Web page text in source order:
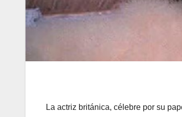
La actriz británica, célebre por su